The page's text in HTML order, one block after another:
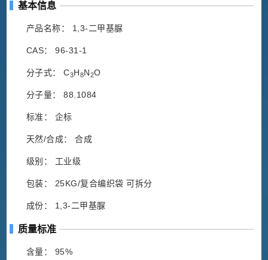
基本信息
产品名称： 1,3-二甲基脲
CAS： 96-31-1
分子式： C3H8N2O
分子量： 88.1084
标准： 企标
天然/合成： 合成
级别： 工业级
包装： 25KG/复合编织袋 可拆分
成份： 1,3-二甲基脲
质量标准
含量： 95%